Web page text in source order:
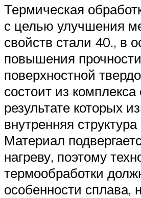
Термическая
с целью улучшения
свойств стали 40., в
повышения
поверхностной
состоит из
результате которых
внутренняя
Материал
нагреву, поэтому
термообработки
особенности сплава,